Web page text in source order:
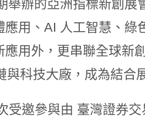
舉辦的亞洲指標新創
應用、AI 人工智慧、
應用外，更串聯全球新
與科技大廠，成為結合
受邀參與由 臺灣證券